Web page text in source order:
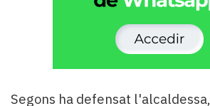
Segons ha defensat l'alcaldessa,